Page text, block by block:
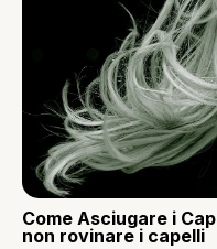
Come Asciugare i
non rovinare i capelli